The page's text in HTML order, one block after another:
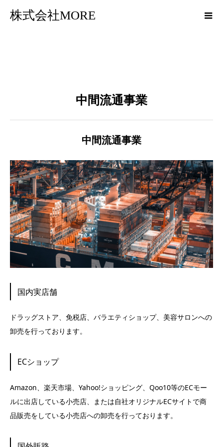
株式会社MORE
中間流通事業
中間流通事業
国内実店舗
ドラッグストア、免税店、バラエティショップ、美容サロンへの
卸売を行っております。
ECショップ
Amazon、楽天市場、Yahoo!ショッピング、Qoo10等のECモー
ルに出店している小売店、または自社オリジナルECサイトで商
品販売をしている小売店への卸売を行っております。